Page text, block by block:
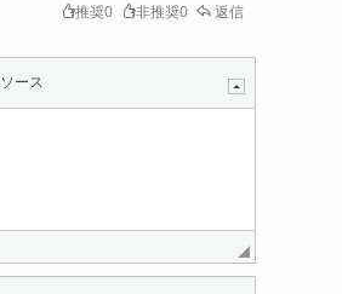
推奨0 非推奨0 返信
ソース